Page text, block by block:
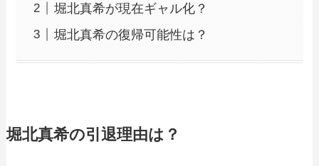
堀北真希が現在ギャル化？
堀北真希の復帰可能性は？
堀北真希の引退理由は？